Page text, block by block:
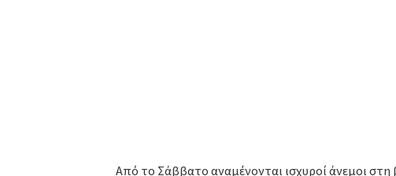
Από το Σάββατο αναμένονται ισχυροί άνεμοι